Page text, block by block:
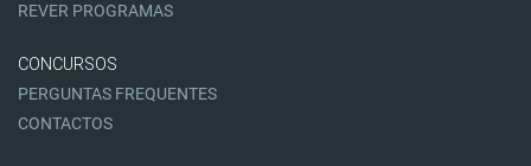
REVER PROGRAMAS
CONCURSOS
PERGUNTAS FREQUENTES
CONTACTOS